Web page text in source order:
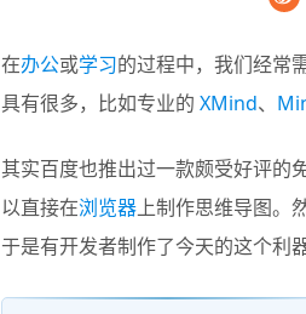
在办公或学习的过程中，我们经常
具有很多，比如专业的 XMind、
其实百度也推出过一款颇受好评的
以直接在浏览器上制作思维导图。
于是有开发者制作了今天的这个